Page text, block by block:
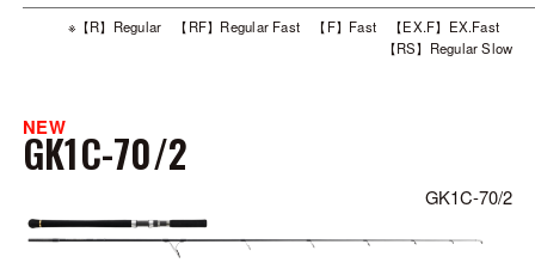
※【R】Regular 【RF】Regular Fast 【F】Fast 【EX.F】EX.Fast
【RS】Regular Slow
NEW
GK1C-70/2
GK1C-70/2